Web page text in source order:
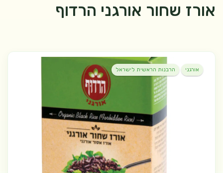
אורז שחור אורגני הרדוף
אורגני הרבנות הראשית לישראל